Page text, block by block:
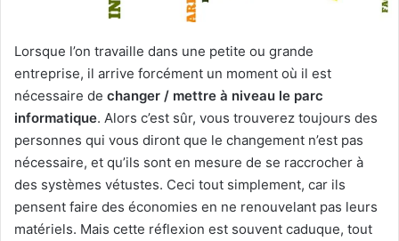
Lorsque l’on travaille dans une petite ou grande
entreprise, il arrive forcément un moment où il est
nécessaire de changer / mettre à niveau le parc
informatique. Alors c’est sûr, vous trouverez toujours des
personnes qui vous diront que le changement n’est pas
nécessaire, et qu’ils sont en mesure de se raccrocher à
des systèmes vétustes. Ceci tout simplement, car ils
pensent faire des économies en ne renouvelant pas leurs
matériels. Mais cette réflexion est souvent caduque, tout